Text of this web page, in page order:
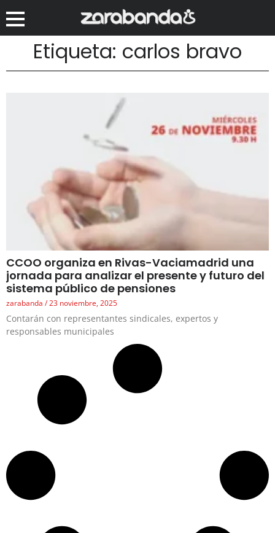
Etiqueta: carlos bravo
CCOO organiza en Rivas-Vaciamadrid una
jornada para analizar el presente y futuro del
sistema público de pensiones
zarabanda 23 noviembre, 2025
Contarán con representantes sindicales, expertos y
responsables municipales